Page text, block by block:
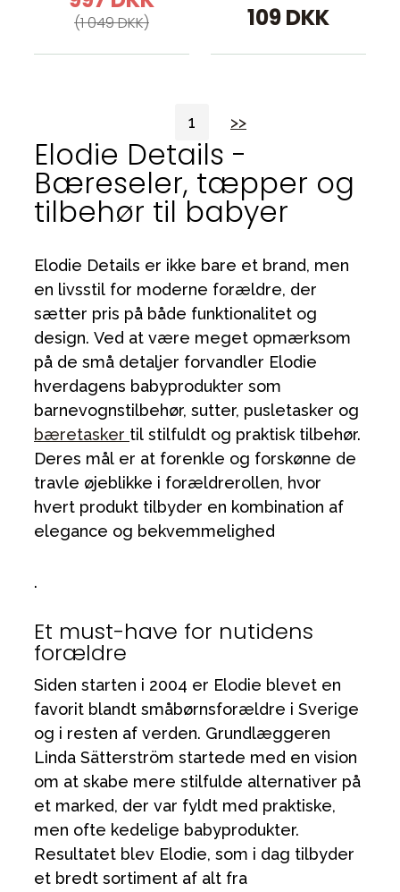
(1 049 DKK) 109 DKK
1 >>
Elodie Details -
Bæreseler, tæpper og
tilbehør til babyer
Elodie Details er ikke bare et brand, men
en livsstil for moderne forældre, der
sætter pris på både funktionalitet og
design. Ved at være meget opmærksom
på de små detaljer forvandler Elodie
hverdagens babyprodukter som
barnevognstilbehør, sutter, pusletasker og
bæretasker til stilfuldt og praktisk tilbehør.
Deres mål er at forenkle og forskønne de
travle øjeblikke i forældrerollen, hvor
hvert produkt tilbyder en kombination af
elegance og bekvemmelighed
.
Et must-have for nutidens
forældre
Siden starten i 2004 er Elodie blevet en
favorit blandt småbørnsforældre i Sverige
og i resten af verden. Grundlæggeren
Linda Sätterström startede med en vision
om at skabe mere stilfulde alternativer på
et marked, der var fyldt med praktiske,
men ofte kedelige babyprodukter.
Resultatet blev Elodie, som i dag tilbyder
et bredt sortiment af alt fra